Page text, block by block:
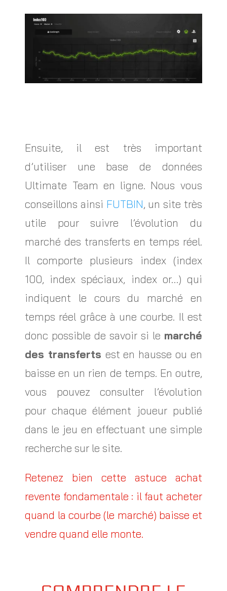
Ensuite, il est très important
d’utiliser une base de données
Ultimate Team en ligne. Nous vous
conseillons ainsi FUTBIN, un site très
utile pour suivre l’évolution du
marché des transferts en temps réel.
Il comporte plusieurs index (index
100, index spéciaux, index or…) qui
indiquent le cours du marché en
temps réel grâce à une courbe. Il est
donc possible de savoir si le marché
des transferts est en hausse ou en
baisse en un rien de temps. En outre,
vous pouvez consulter l’évolution
pour chaque élément joueur publié
dans le jeu en effectuant une simple
recherche sur le site.
Retenez bien cette astuce achat
revente fondamentale : il faut acheter
quand la courbe (le marché) baisse et
vendre quand elle monte.